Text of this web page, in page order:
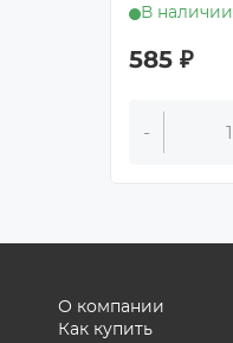
В наличии
585 ₽
-
О компании
Как купить